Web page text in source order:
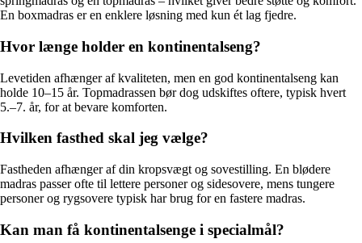
En boxmadras er en enklere løsning med kun ét lag fjedre.
Hvor længe holder en kontinentalseng?
Levetiden afhænger af kvaliteten, men en god kontinentalseng kan
holde 10–15 år. Topmadrassen bør dog udskiftes oftere, typisk hvert
5.–7. år, for at bevare komforten.
Hvilken fasthed skal jeg vælge?
Fastheden afhænger af din kropsvægt og sovestilling. En blødere
madras passer ofte til lettere personer og sidesovere, mens tungere
personer og rygsovere typisk har brug for en fastere madras.
Kan man få kontinentalsenge i specialmål?